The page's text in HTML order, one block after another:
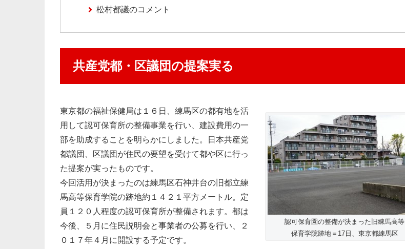
松村都議のコメント
共産党都・区議団の提案実る
認可保育園の整備が決まった旧練馬高等
保育学院跡地＝17日、東京都練馬区
東京都の福祉保健局は１６日、練馬区の都有地を活
用して認可保育所の整備事業を行い、建設費用の一
部を助成することを明らかにしました。日本共産党
都議団、区議団が住民の要望を受けて都や区に行っ
た提案が実ったものです。
今回活用が決まったのは練馬区石神井台の旧都立練
馬高等保育学院の跡地約１４２１平方メートル。定
員１２０人程度の認可保育所が整備されます。都は
今後、５月に住民説明会と事業者の公募を行い、２
０１７年４月に開設する予定です。